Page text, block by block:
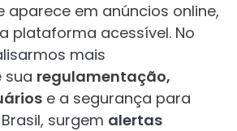
aparece em anúncios online,
plataforma acessível. No
mais
sua regulamentação,
e a segurança para
surgem alertas